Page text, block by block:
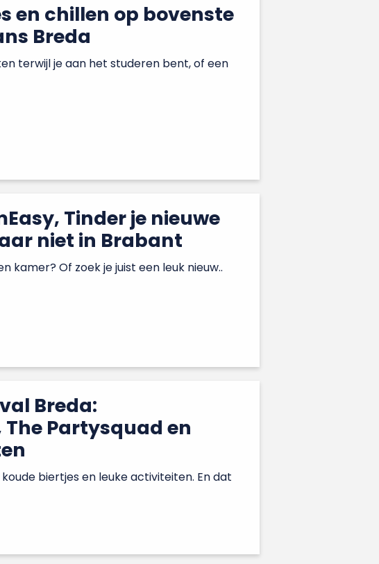
en chillen op bovenste
Breda
terwijl je aan het studeren bent, of een
Tinder je nieuwe
niet in Brabant
kamer? Of zoek je juist een leuk nieuw..
Breda:
The Partysquad en
biertjes en leuke activiteiten. En dat